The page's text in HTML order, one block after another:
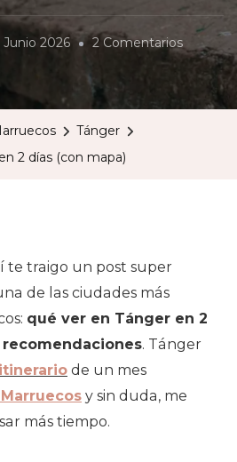
Junio 2026 2 ComentariosEn
Tánger
2 días (con mapa)
te traigo un post super
de las ciudades más
qué ver en Tánger en 2
. Tánger
itinerario de un mes
y sin duda, me
más tiempo.